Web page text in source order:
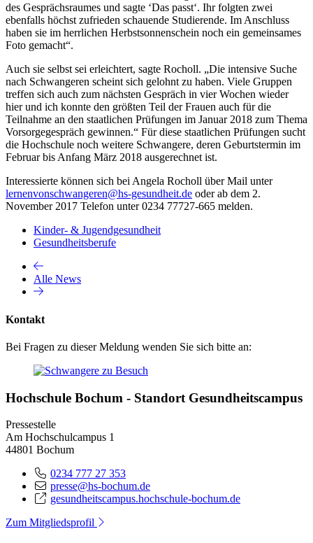
des Gesprächsraumes und sagte ‘Das passt‘. Ihr folgten zwei
ebenfalls höchst zufrieden schauende Studierende. Im Anschluss
haben sie im herrlichen Herbstsonnenschein noch ein gemeinsames
Foto gemacht“.
Auch sie selbst sei erleichtert, sagte Rocholl. „Die intensive Suche
nach Schwangeren scheint sich gelohnt zu haben. Viele Gruppen
treffen sich auch zum nächsten Gespräch in vier Wochen wieder
hier und ich konnte den größten Teil der Frauen auch für die
Teilnahme an den staatlichen Prüfungen im Januar 2018 zum Thema
Vorsorgegespräch gewinnen.“ Für diese staatlichen Prüfungen sucht
die Hochschule noch weitere Schwangere, deren Geburtstermin im
Februar bis Anfang März 2018 ausgerechnet ist.
Interessierte können sich bei Angela Rocholl über Mail unter
lernenvonschwangeren@hs-gesundheit.de oder ab dem 2.
November 2017 Telefon unter 0234 77727-665 melden.
Kinder- & Jugendgesundheit
Gesundheitsberufe
Alle News
Kontakt
Bei Fragen zu dieser Meldung wenden Sie sich bitte an:
Hochschule Bochum - Standort Gesundheitscampus
Pressestelle
Am Hochschulcampus 1
44801 Bochum
0234 777 27 353
presse@hs-bochum.de
gesundheitscampus.hochschule-bochum.de
Zum Mitgliedsprofil